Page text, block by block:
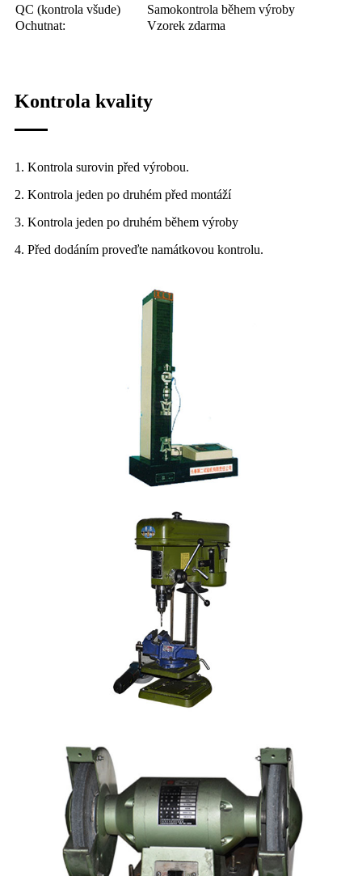
QC (kontrola všude)
Samokontrola během výroby
Ochutnat:
Vzorek zdarma
Kontrola kvality
1. Kontrola surovin před výrobou.
2. Kontrola jeden po druhém před montáží
3. Kontrola jeden po druhém během výroby
4. Před dodáním proveďte namátkovou kontrolu.